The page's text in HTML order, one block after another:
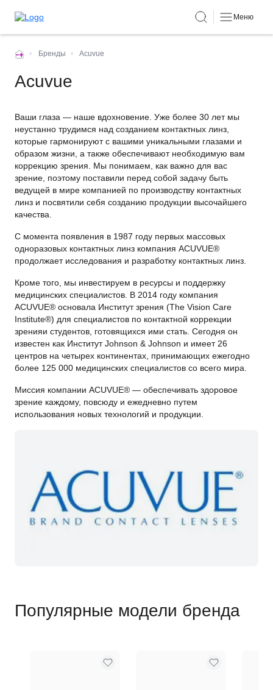
Меню
• Бренды • Acuvue
Acuvue
Ваши глаза — наше вдохновение. Уже более 30 лет мы
неустанно трудимся над созданием контактных линз,
которые гармонируют с вашими уникальными глазами и
образом жизни, а также обеспечивают необходимую вам
коррекцию зрения. Мы понимаем, как важно для вас
зрение, поэтому поставили перед собой задачу быть
ведущей в мире компанией по производству контактных
линз и посвятили себя созданию продукции высочайшего
качества.
С момента появления в 1987 году первых массовых
одноразовых контактных линз компания ACUVUE®
продолжает исследования и разработку контактных линз.
Кроме того, мы инвестируем в ресурсы и поддержку
медицинских специалистов. В 2014 году компания
ACUVUE® основала Институт зрения (The Vision Care
Institute®) для специалистов по контактной коррекции
зренияи студентов, готовящихся ими стать. Сегодня он
известен как Институт Johnson & Johnson и имеет 26
центров на четырех континентах, принимающих ежегодно
более 125 000 медицинских специалистов со всего мира.
Миссия компании ACUVUE® — обеспечивать здоровое
зрение каждому, повсюду и ежедневно путем
использования новых технологий и продукции.
Популярные модели бренда